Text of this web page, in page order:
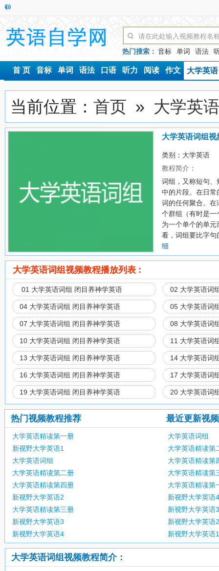
热门搜索： 音标 单词 语法
首 页 音标 单词 语法 口语 听力 阅读 作文 大学英语
当前位置： 首页 » 大学英
大学英语词组视
类别： 大学英语
教程简介：
词组，又称短句、
中的片段。在日常
词的任何聚合。在
个群组（有时是一
为一个单个的单
看，词组要比字
细
大学英语词组视频教程播放列表 :
01 大学英语词组 闭目养神学英语 02 大学英语词
04 大学英语词组 闭目养神学英语 05 大学英语词
07 大学英语词组 闭目养神学英语 08 大学英语词
10 大学英语词组 闭目养神学英语 11 大学英语词
13 大学英语词组 闭目养神学英语 14 大学英语词
16 大学英语词组 闭目养神学英语 17 大学英语词
19 大学英语词组 闭目养神学英语 20 大学英语词
热门视频教程推荐
大学英语精读第一册
新视野大学英语1
大学英语词组
大学英语精读第二册
大学英语精读第四册
新视野大学英语2
大学英语精读第三册
新视野大学英语3
新视野大学英语4
最近更新视
大学英语词组
大学英语精读第
大学英语精读第
大学英语精读第
大学英语精读第
新视野大学英语4
新视野大学英语3
新视野大学英语2
新视野大学英语1
大学英语词组视频教程简介：